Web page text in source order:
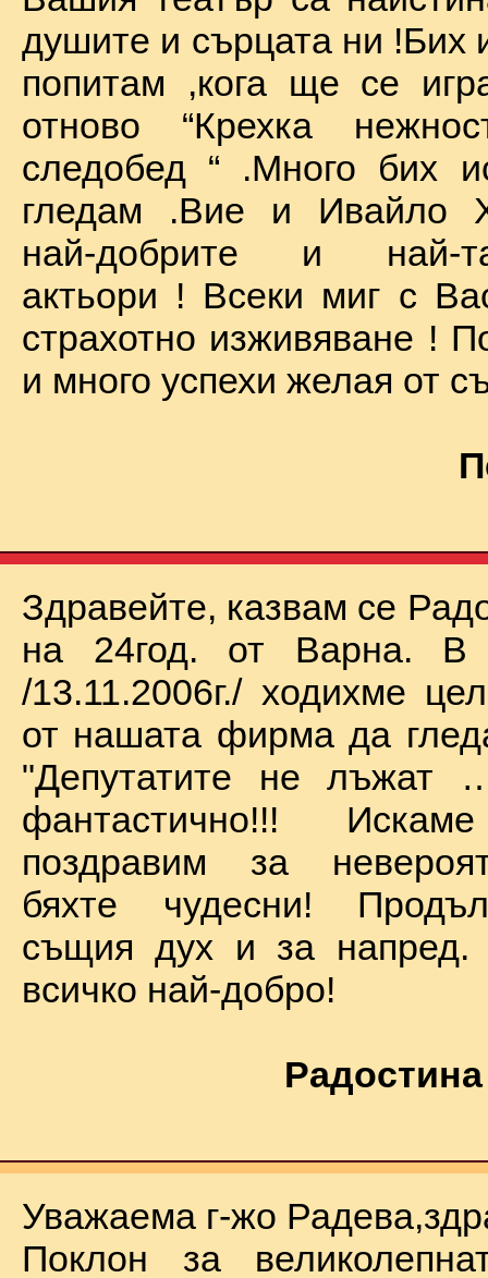
душите и сърцата ни !Бих
попитам ,кога ще се
отново “Крехка
следобед “ .Много бих
гледам .Вие и Ивайло
най-добрите и най-
актьори ! Всеки миг с
страхотно изживяване !
и много успехи желая от
Здравейте, казвам се
на 24год. от Варна. В
/13.11.2006г./ ходихме
от нашата фирма да
"Депутатите не
фантастично!!!
поздравим за
бяхте чудесни!
същия дух и за
всичко най-добро!
Уважаема г-жо
Поклон за